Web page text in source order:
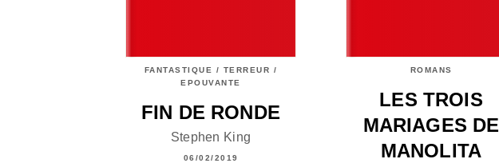
FANTASTIQUE / TERREUR /
EPOUVANTE
FIN DE RONDE
Stephen King
06/02/2019
ROMANS
LES TROIS
MARIAGES DE
MANOLITA